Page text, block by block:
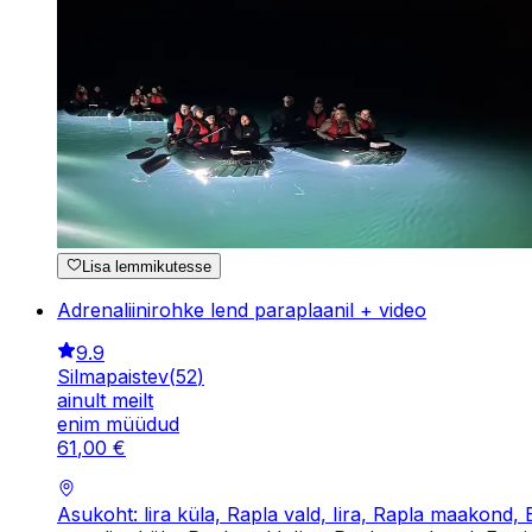
Lisa lemmikutesse
Adrenaliinirohke lend paraplaanil + video
9.9
Silmapaistev(52)
ainult meilt
enim müüdud
61,00 €
Asukoht: lira küla, Rapla vald, Iira, Rapla maakond,